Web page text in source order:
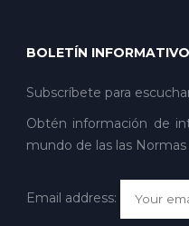
BOLETÍN INFORMATIVO
Subscríbete para
Obtén información de
mundo de las las
Email address: